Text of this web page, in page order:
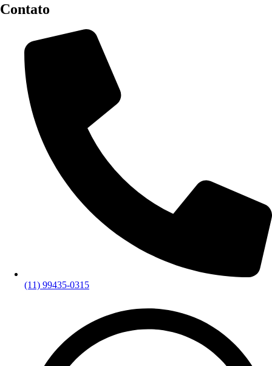
Contato
(11) 99435-0315